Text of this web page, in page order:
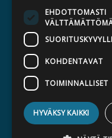
EHDOTTOMASTI
KOHDENTAVAT
TOIMINNALLISET
HYVÄKSY KAIKKI